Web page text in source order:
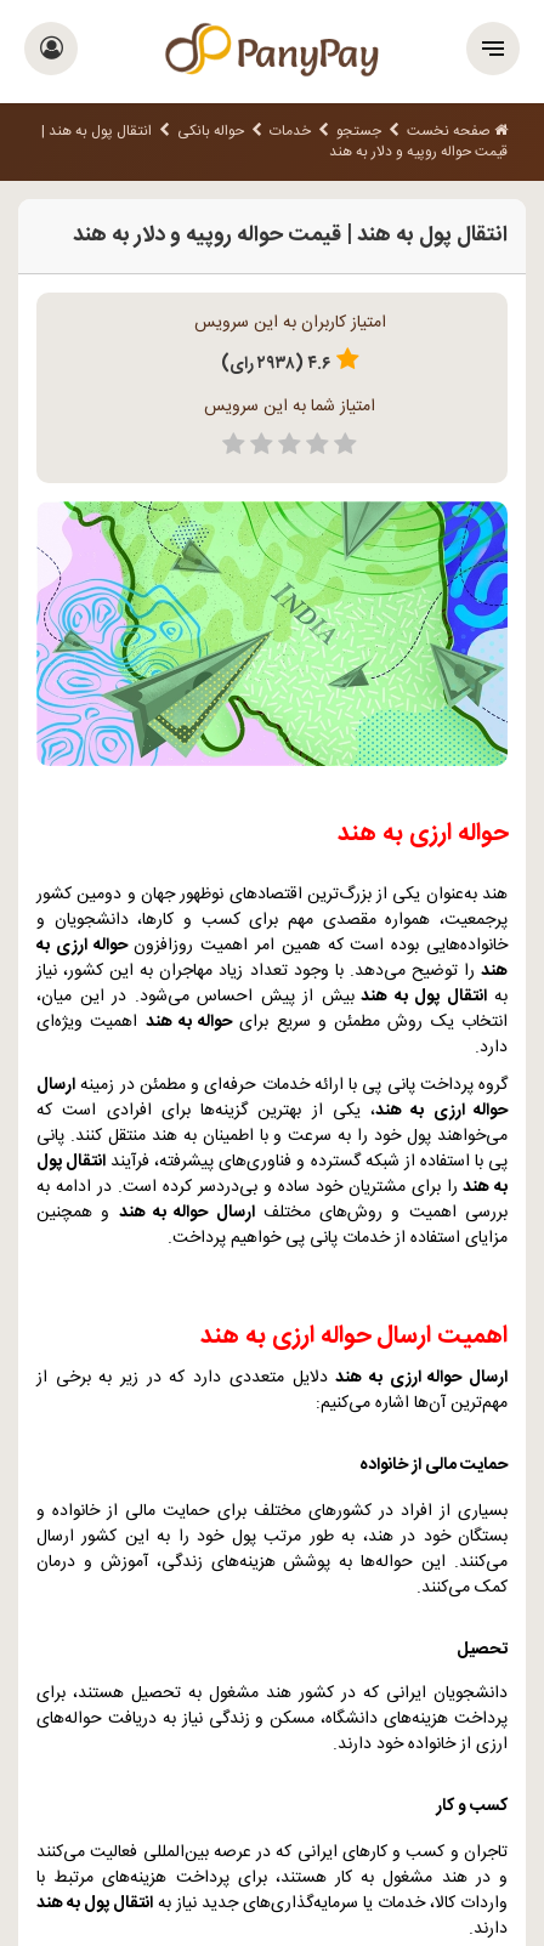
صفحه نخست جستجو خدمات حواله بانکی
انتقال پول به هند |
قیمت حواله روپیه و دلار به هند
انتقال پول به هند | قیمت حواله روپیه و دلار به هند
امتیاز کاربران به این سرویس
۴.۶ (۲۹۳۸ رای)
امتیاز شما به این سرویس
حواله ارزی به هند
هند به‌عنوان یکی از بزرگ‌ترین اقتصادهای نوظهور جهان و دومین کشور
پرجمعیت، همواره مقصدی مهم برای کسب و کارها، دانشجویان و
خانواده‌هایی بوده است که همین امر اهمیت روزافزونحواله ارزی به
هند را توضیح می‌دهد. با وجود تعداد زیاد مهاجران به این کشور، نیاز
بهانتقال پول به هندبیش از پیش احساس می‌شود. در این میان،
انتخاب یک روش مطمئن و سریع برایحواله به هند اهمیت ویژه‌ای
دارد.
گروه پرداخت پانی پی با ارائه خدمات حرفه‌ای و مطمئن در زمینهارسال
حواله ارزی به هند، یکی از بهترین گزینه‌ها برای افرادی است که
می‌خواهند پول خود را به سرعت و با اطمینان به هند منتقل کنند. پانی
پی با استفاده از شبکه گسترده و فناوری‌های پیشرفته، فرآیند انتقال پول
به هند را برای مشتریان خود ساده و بی‌دردسر کرده است. در ادامه به
بررسی اهمیت و روش‌های مختلفارسال حواله به هند و همچنین
مزایای استفاده از خدمات پانی پی خواهیم پرداخت.
اهمیت ارسال حواله ارزی به هند
ارسال حواله ارزی به هنددلایل متعددی دارد که در زیر به برخی از
مهم‌ترین آن‌ها اشاره می‌کنیم:
حمایت مالی از خانواده
بسیاری از افراد در کشورهای مختلف برای حمایت مالی از خانواده و
بستگان خود در هند، به طور مرتب پول خود را به این کشور ارسال
می‌کنند. این حواله‌ها به پوشش هزینه‌های زندگی، آموزش و درمان
کمک می‌کنند.
تحصیل
دانشجویان ایرانی که در کشور هند مشغول به تحصیل هستند، برای
پرداخت هزینه‌های دانشگاه، مسکن و زندگی نیاز به دریافت حواله‌های
ارزی از خانواده خود دارند.
کسب و کار
تاجران و کسب و کارهای ایرانی که در عرصه بین‌المللی فعالیت می‌کنند
و در هند مشغول به کار هستند، برای پرداخت هزینه‌های مرتبط با
واردات کالا، خدمات یا سرمایه‌گذاری‌های جدید نیاز بهانتقال پول به هند
دارند.